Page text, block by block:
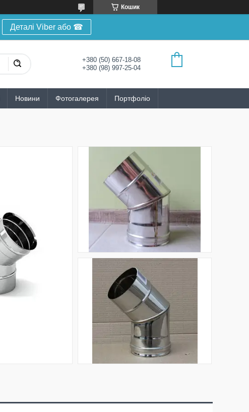
Кошик
Деталі Viber або ☎
+380 (50) 667-18-08
+380 (98) 997-25-04
Новини Фотогалерея Портфоліо